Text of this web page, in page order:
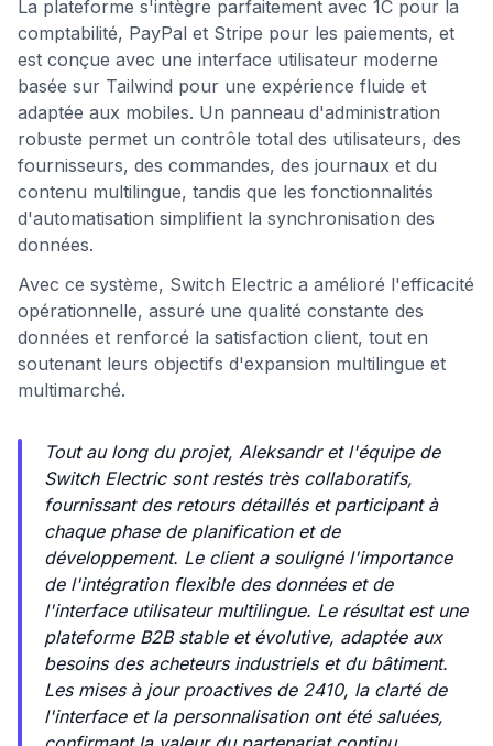
La plateforme s'intègre parfaitement avec 1C pour la
comptabilité, PayPal et Stripe pour les paiements, et
est conçue avec une interface utilisateur moderne
basée sur Tailwind pour une expérience fluide et
adaptée aux mobiles. Un panneau d'administration
robuste permet un contrôle total des utilisateurs, des
fournisseurs, des commandes, des journaux et du
contenu multilingue, tandis que les fonctionnalités
d'automatisation simplifient la synchronisation des
données.
Avec ce système, Switch Electric a amélioré l'efficacité
opérationnelle, assuré une qualité constante des
données et renforcé la satisfaction client, tout en
soutenant leurs objectifs d'expansion multilingue et
multimarché.
Tout au long du projet, Aleksandr et l'équipe de
Switch Electric sont restés très collaboratifs,
fournissant des retours détaillés et participant à
chaque phase de planification et de
développement. Le client a souligné l'importance
de l'intégration flexible des données et de
l'interface utilisateur multilingue. Le résultat est une
plateforme B2B stable et évolutive, adaptée aux
besoins des acheteurs industriels et du bâtiment.
Les mises à jour proactives de 2410, la clarté de
l'interface et la personnalisation ont été saluées,